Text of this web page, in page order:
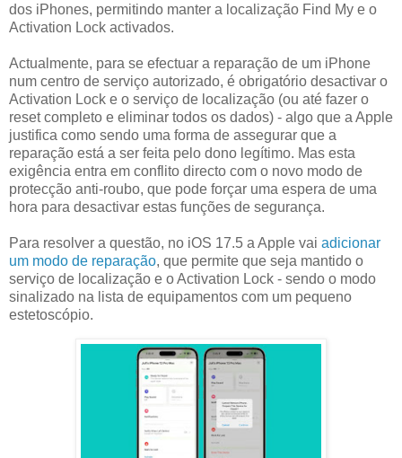
dos iPhones, permitindo manter a localização Find My e o
Activation Lock activados.
Actualmente, para se efectuar a reparação de um iPhone
num centro de serviço autorizado, é obrigatório desactivar o
Activation Lock e o serviço de localização (ou até fazer o
reset completo e eliminar todos os dados) - algo que a Apple
justifica como sendo uma forma de assegurar que a
reparação está a ser feita pelo dono legítimo. Mas esta
exigência entra em conflito directo com o novo modo de
protecção anti-roubo, que pode forçar uma espera de uma
hora para desactivar estas funções de segurança.
Para resolver a questão, no iOS 17.5 a Apple vai adicionar
um modo de reparação, que permite que seja mantido o
serviço de localização e o Activation Lock - sendo o modo
sinalizado na lista de equipamentos com um pequeno
estetoscópio.